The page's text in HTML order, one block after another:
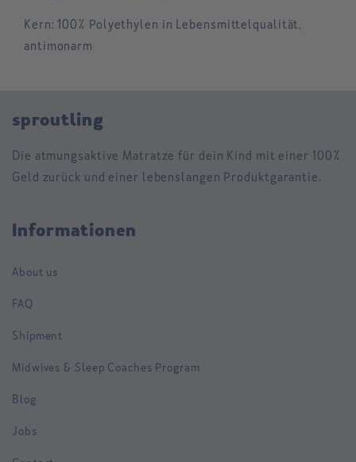
Kern: 100% Polyethylen in Lebensmittelqualität,
antimonarm
sproutling
Die atmungsaktive Matratze für dein Kind mit einer 100%
Geld zurück und einer lebenslangen Produktgarantie.
Informationen
About us
FAQ
Shipment
Midwives & Sleep Coaches Program
Blog
Jobs